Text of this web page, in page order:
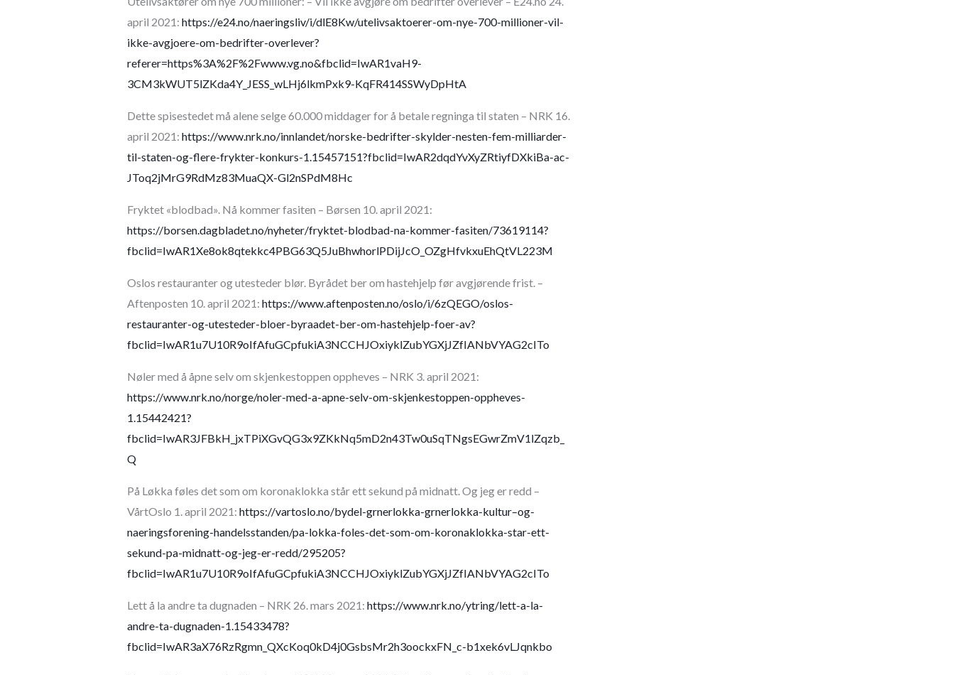
april 2021: https://e24.no/naeringsliv/i/dlE8Kw/utelivsaktoerer-om-nye-700-millioner-vil-
ikke-avgjoere-om-bedrifter-overlever?
referer=https%3A%2F%2Fwww.vg.no&fbclid=IwAR1vaH9-
3CM3kWUT5lZKda4Y_JESS_wLHj6lkmPxk9-KqFR414SSWyDpHtA
Dette spisestedet må alene selge 60.000 middager for å betale regninga til staten – NRK 16.
april 2021: https://www.nrk.no/innlandet/norske-bedrifter-skylder-nesten-fem-milliarder-
til-staten-og-flere-frykter-konkurs-1.15457151?fbclid=IwAR2dqdYvXyZRtiyfDXkiBa-ac-
JToq2jMrG9RdMz83MuaQX-Gl2nSPdM8Hc
Fryktet «blodbad». Nå kommer fasiten – Børsen 10. april 2021:
https://borsen.dagbladet.no/nyheter/fryktet-blodbad-na-kommer-fasiten/73619114?
fbclid=IwAR1Xe8ok8qtekkc4PBG63Q5JuBhwhorlPDijJcO_OZgHfvkxuEhQtVL223M
Oslos restauranter og utesteder blør. Byrådet ber om hastehjelp før avgjørende frist. –
Aftenposten 10. april 2021: https://www.aftenposten.no/oslo/i/6zQEGO/oslos-
restauranter-og-utesteder-bloer-byraadet-ber-om-hastehjelp-foer-av?
fbclid=IwAR1u7U10R9oIfAfuGCpfukiA3NCCHJOxiyklZubYGXjJZfIANbVYAG2cITo
Nøler med å åpne selv om skjenkestoppen oppheves – NRK 3. april 2021:
https://www.nrk.no/norge/noler-med-a-apne-selv-om-skjenkestoppen-oppheves-
1.15442421?
fbclid=IwAR3JFBkH_jxTPiXGvQG3x9ZKkNq5mD2n43Tw0uSqTNgsEGwrZmV1lZqzb_
Q
På Løkka føles det som om koronaklokka står ett sekund på midnatt. Og jeg er redd –
VårtOslo 1. april 2021: https://vartoslo.no/bydel-grnerlokka-grnerlokka-kultur–og-
naeringsforening-handelsstanden/pa-lokka-foles-det-som-om-koronaklokka-star-ett-
sekund-pa-midnatt-og-jeg-er-redd/295205?
fbclid=IwAR1u7U10R9oIfAfuGCpfukiA3NCCHJOxiyklZubYGXjJZfIANbVYAG2cITo
Lett å la andre ta dugnaden – NRK 26. mars 2021: https://www.nrk.no/ytring/lett-a-la-
andre-ta-dugnaden-1.15433478?
fbclid=IwAR3aX76RzRgmn_QXcKoq0kD4j0GsbsMr2h3oockxFN_c-b1xek6vLJqnkbo